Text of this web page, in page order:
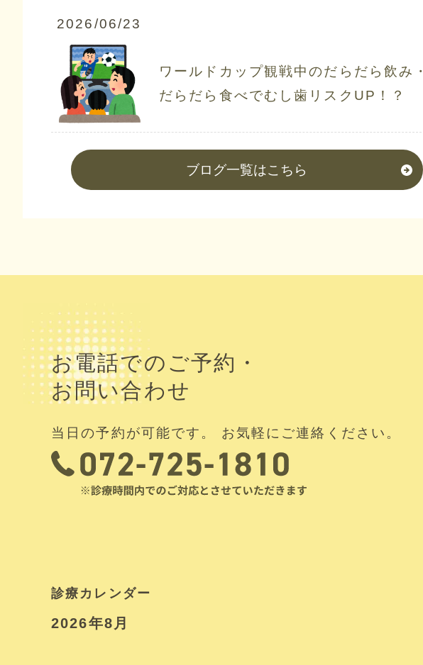
2026/06/23
ワールドカップ観戦中のだらだら飲み・
だらだら食べでむし歯リスクUP！？
ブログ一覧はこちら
お電話でのご予約・
お問い合わせ
当日の予約が可能です。 お気軽にご連絡ください。
診療カレンダー
2026年8月